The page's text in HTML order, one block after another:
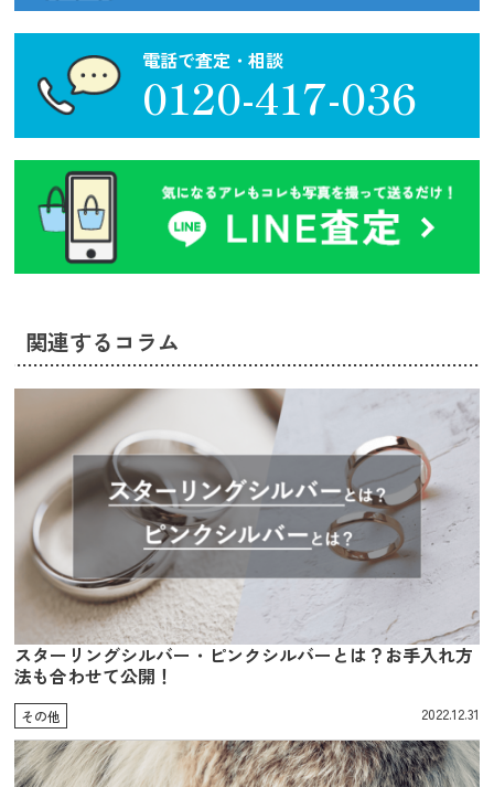
電話で査定・相談
0120-417-036
関連するコラム
スターリングシルバー・ピンクシルバーとは？お手入れ方
法も合わせて公開！
その他 2022.12.31